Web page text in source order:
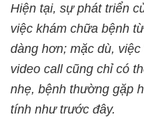
Hiện tại, sự phát triển
việc khám chữa bệnh
dàng hơn; mặc dù,
video call cũng chỉ có
nhẹ, bệnh thường gặp
tính như trước đây.